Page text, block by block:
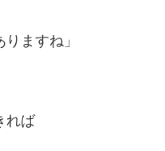
ますね」
れば